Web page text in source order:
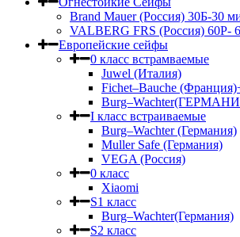
Brand Mauer (Россия) 30Б-30
VALBERG FRS (Россия) 60Р-
Европейские сейфы
0 класс встрамваемые
Juwel (Италия)
Fichet–Bauche
I класс встраиваемые
Burg–Wachter (Германия)
Muller Safe (Германия)
VEGA (Россия)
0 класс
Xiaomi
S1 класс
Burg–Wachter(Германия)
S2 класс